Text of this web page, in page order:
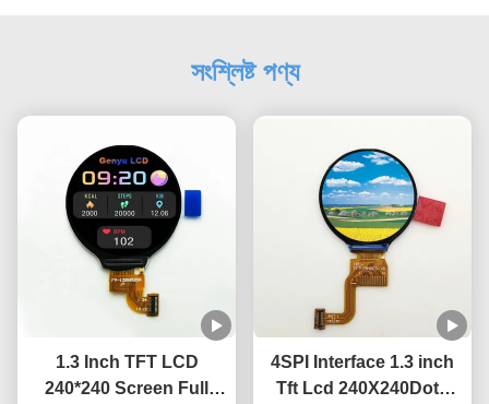
সংশ্লিষ্ট পণ্য
1.3 Inch TFT LCD
240*240 Screen Full
4SPI Interface 1.3 inch
Tft Lcd 240X240Dots